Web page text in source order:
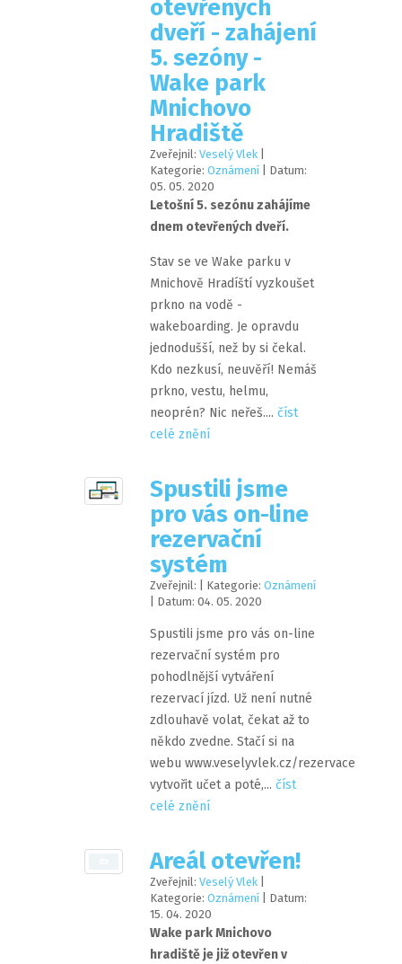
otevřených
dveří - zahájení
5. sezóny -
Wake park
Mnichovo
Hradiště
Zveřejnil: Veselý Vlek|
Kategorie: Oznámení| Datum:
05. 05. 2020
Letošní 5. sezónu zahájíme
dnem otevřených dveří.
Stav se ve Wake parku v
Mnichově Hradíští vyzkoušet
prkno na vodě -
wakeboarding. Je opravdu
jednodušší, než by si čekal.
Kdo nezkusí, neuvěří! Nemáš
prkno, vestu, helmu,
neoprén? Nic neřeš.... číst
celé znění
Spustili jsme
pro vás on-line
rezervační
systém
Zveřejnil: | Kategorie: Oznámení
| Datum: 04. 05. 2020
Spustili jsme pro vás on-line
rezervační systém pro
pohodlnější vytváření
rezervací jízd. Už není nutné
zdlouhavě volat, čekat až to
někdo zvedne. Stačí si na
webu www.veselyvlek.cz/rezervace
vytvořit učet a poté,... číst
celé znění
Areál otevřen!
Zveřejnil: Veselý Vlek|
Kategorie: Oznámení| Datum:
15. 04. 2020
Wake park Mnichovo
hradiště je již otevřen v